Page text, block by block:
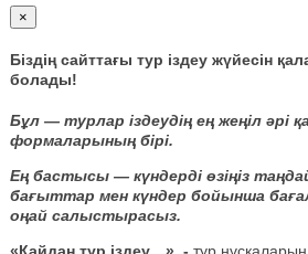
×
Біздің сайттағы тур іздеу жүйесін
болады!
Бұл — турлар іздеудің ең жеңіл әрі
формаларының бірі.
Ең бастысы — күндерді өзіңіз
бағыттар мен күндер бойынша
оңай салыстырасыз.
«Қайдан тур іздеу…» - тур нұсқаларын